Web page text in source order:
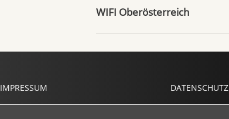
WIFI Oberösterreich
IMPRESSUM DATENSCHUTZ